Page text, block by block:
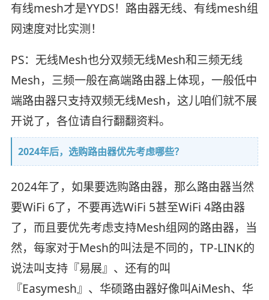
有线mesh才是YYDS！路由器无线、有线mesh组
网速度对比实测！
PS：无线Mesh也分双频无线Mesh和三频无线
Mesh，三频一般在高端路由器上体现，一般低中
端路由器只支持双频无线Mesh，这儿咱们就不展
开说了，各位请自行翻翻资料。
2024年后，选购路由器优先考虑哪些？
2024年了，如果要选购路由器，那么路由器当然
要WiFi 6了，不要再选WiFi 5甚至WiFi 4路由器
了，而且要优先考虑支持Mesh组网的路由器，当
然，每家对于Mesh的叫法是不同的，TP-LINK的
说法叫支持『易展』、还有的叫
『Easymesh』、华硕路由器好像叫AiMesh、华